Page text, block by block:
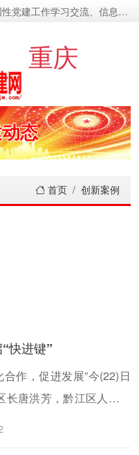
流、信息资源发布的基层党建新闻门户网
重庆
系
音
态
论
系
音
首页 创新案例
快进键”
作，促进发展”今(22)日
唐洪芳，黔江区人民政